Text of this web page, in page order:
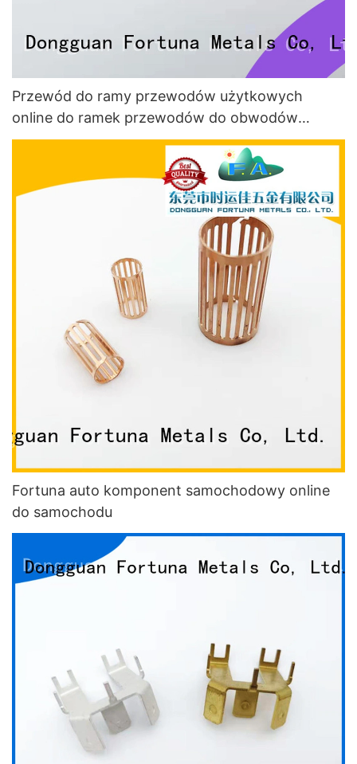
Przewód do ramy przewodów użytkowych
online do ramek przewodów do obwodów
scalonych1
Fortuna auto komponent samochodowy online
do samochodu